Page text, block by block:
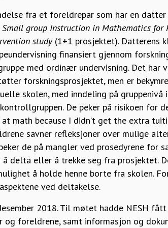
fra et foreldrepar som har en
Small group Instruction in Mathematics for
study(1+1 prosjektet). Datterens
finansiert gjennom
med ordinær undervisning. Det
forskningsprosjektet, men er
skolen, med inndeling på gruppenivå
De peker på risikoen for
math because I didn’t get the extra
savner refleksjoner over mulige
de på mangler ved prosedyrene for
delta eller å trekke seg fra prosjektet.
å holde henne borte fra skolen.
ved deltakelse.
2018. Til møtet hadde NESH
foreldrene, samt informasjon og